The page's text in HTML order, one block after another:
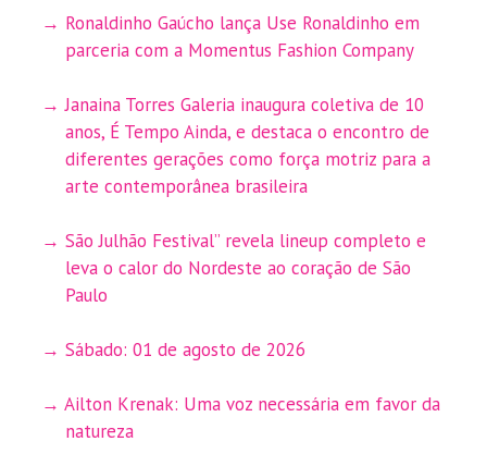
Ronaldinho Gaúcho lança Use Ronaldinho em
parceria com a Momentus Fashion Company
Janaina Torres Galeria inaugura coletiva de 10
anos, É Tempo Ainda, e destaca o encontro de
diferentes gerações como força motriz para a
arte contemporânea brasileira
São Julhão Festival” revela lineup completo e
leva o calor do Nordeste ao coração de São
Paulo
Sábado: 01 de agosto de 2026
Ailton Krenak: Uma voz necessária em favor da
natureza